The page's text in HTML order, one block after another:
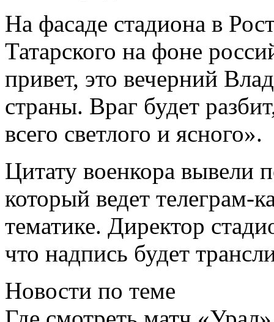
На фасаде стадиона в
Татарского на фоне
привет, это вечерний
страны. Враг будет
всего светлого и ясного».
Цитату военкора вывели
который ведет телеграм-
тематике. Директор
что надпись будет
Новости по теме